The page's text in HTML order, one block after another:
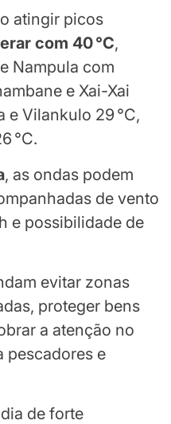
atingir picos
com 40 °C,
Nampula com
e Xai-Xai
e Vilankulo 29 °C,
°C.
, as ondas podem
de vento
e possibilidade de
evitar zonas
proteger bens
a atenção no
pescadores e
de forte